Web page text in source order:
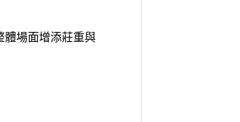
體場面增添莊重與